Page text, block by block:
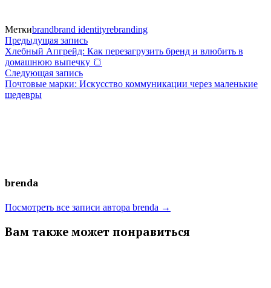
Меткиbrandbrand identityrebranding
Навигация
по
записям
Предыдущая записьПредыдущая
запись:
Хлебный Апгрейд: Как перезагрузить бренд и влюбить в
домашнюю выпечку 🍞
Следующая записьСледующая
запись:
Почтовые марки: Искусство коммуникации через маленькие
шедевры
brenda
Посмотреть все записи автора brenda →
Вам также может понравиться